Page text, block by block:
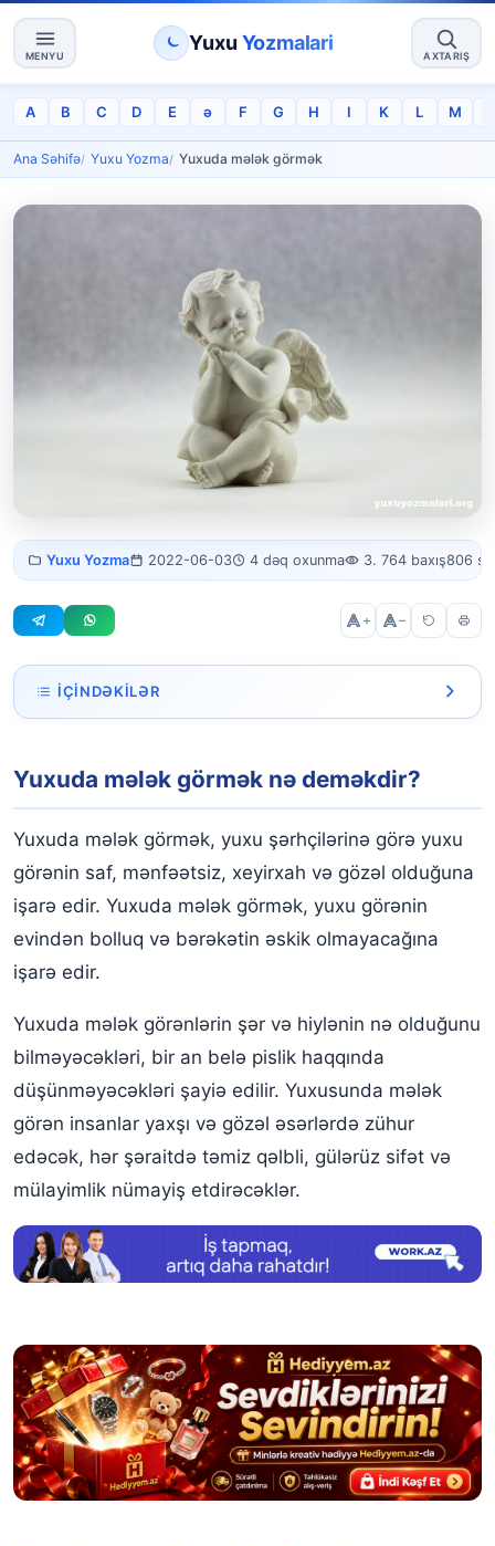
MENYU
Yuxu Yozmalari
AXTARIŞ
A B C D E ə F G H I K L M
Ana Səhifə Yuxu Yozma Yuxuda mələk görmək
Yuxuda mələk
görmək
Yuxu Yozma 2022-06-03 4 dəq oxunma 3. 764 baxış806
+ –
İÇINDƏKILƏR
Yuxuda qanadlı mələk görmək
Yuxuda kişi mələk görmək
Yuxuda mələklə danışmaq
Yuxuda mələk döyməsi görmək
Yuxusunda Cəbrayıl mələyi görmək
Yuxuda özünü mələk görmək
Yuxuda mələk görmək nə deməkdir?
Yuxuda mələk görmək, yuxu şərhçilərinə görə yuxu
görənin saf, mənfəətsiz, xeyirxah və gözəl olduğuna
işarə edir. Yuxuda mələk görmək, yuxu görənin
evindən bolluq və bərəkətin əskik olmayacağına
işarə edir.
Yuxuda mələk görənlərin şər və hiylənin nə olduğunu
bilməyəcəkləri, bir an belə pislik haqqında
düşünməyəcəkləri şayiə edilir. Yuxusunda mələk
görən insanlar yaxşı və gözəl əsərlərdə zühur
edəcək, hər şəraitdə təmiz qəlbli, gülərüz sifət və
mülayimlik nümayiş etdirəcəklər.